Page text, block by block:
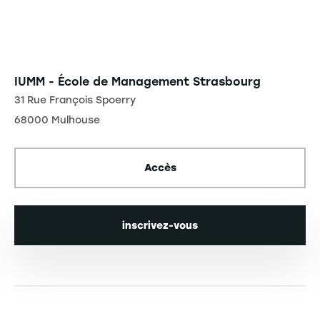
IUMM - École de Management Strasbourg
31 Rue François Spoerry
68000 Mulhouse
Accès
inscrivez-vous